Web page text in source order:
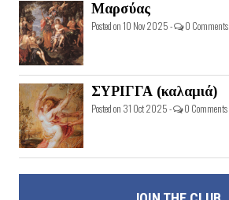
Μαρσύας
Posted on 10 Nov 2025 - 0 Comments
ΣΥΡΙΓΓΑ (καλαμιά)
Posted on 31 Oct 2025 - 0 Comments